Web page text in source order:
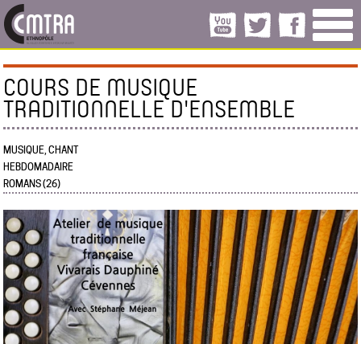
COURS DE MUSIQUE
TRADITIONNELLE D'ENSEMBLE
MUSIQUE, CHANT
HEBDOMADAIRE
ROMANS (26)